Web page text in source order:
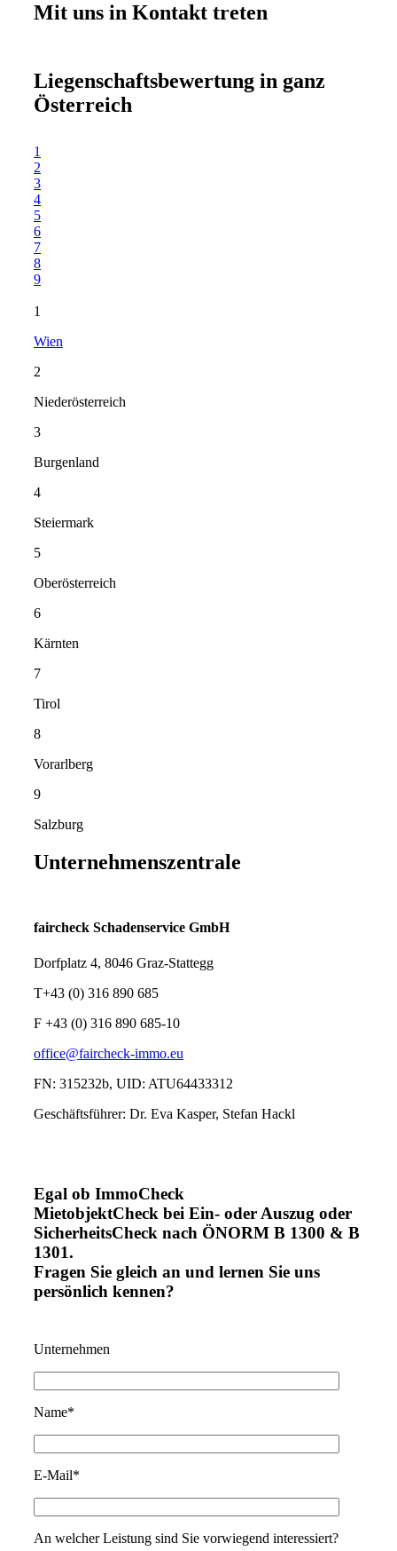
Mit uns in Kontakt treten
Liegenschaftsbewertung in ganz
Österreich
1
2
3
4
5
6
7
8
9
1
Wien
2
Niederösterreich
3
Burgenland
4
Steiermark
5
Oberösterreich
6
Kärnten
7
Tirol
8
Vorarlberg
9
Salzburg
Unternehmenszentrale
faircheck Schadenservice GmbH
Dorfplatz 4, 8046 Graz-Stattegg
T+43 (0) 316 890 685
F +43 (0) 316 890 685-10
office@faircheck-immo.eu
FN: 315232b, UID: ATU64433312
Geschäftsführer: Dr. Eva Kasper, Stefan Hackl
Egal ob ImmoCheck
MietobjektCheck bei Ein- oder Auszug oder
SicherheitsCheck nach ÖNORM B 1300 & B
1301.
Fragen Sie gleich an und lernen Sie uns
persönlich kennen?
Unternehmen
Name*
E-Mail*
An welcher Leistung sind Sie vorwiegend interessiert?